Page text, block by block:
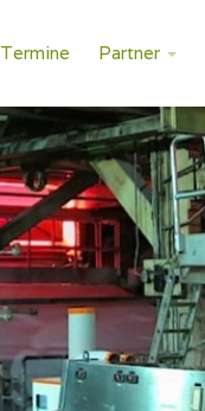
Termine Partner